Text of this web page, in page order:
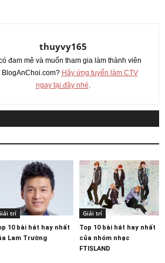
thuyvy165
đam mê và muốn tham gia làm thành viên
BlogAnChoi.com? Hãy ứng tuyển làm CTV
ngay tại đây nhé
trí
10 bài hát hay nhất
Lam Trường
Giải trí
Top 10 bài hát hay nhất
của nhóm nhạc
FTISLAND